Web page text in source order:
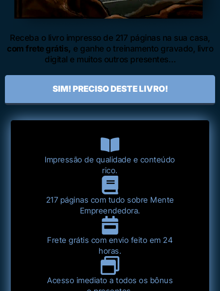
Receba o livro impresso de 217 páginas na sua casa,
com frete grátis, e ganhe o treinamento gravado, livro
digital e muitos outros presentes…
SIM! PRECISO DESTE LIVRO!
Impressão de qualidade e conteúdo
rico.
217 páginas com tudo sobre Mente
Empreendedora.
Frete grátis com envio feito em 24
horas.
Acesso imediato a todos os bônus